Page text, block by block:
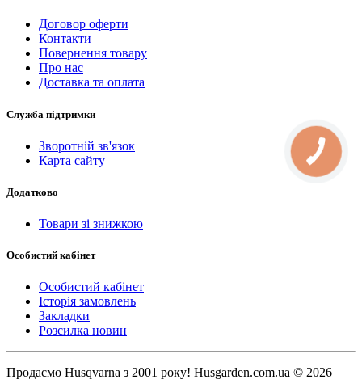
Договор оферти
Контакти
Повернення товару
Про нас
Доставка та оплата
Служба підтримки
Зворотній зв'язок
Карта сайту
Додатково
Товари зі знижкою
Особистий кабінет
Особистий кабінет
Історія замовлень
Закладки
Розсилка новин
Продаємо Нusqvarna з 2001 року! Husgarden.com.ua © 2026
КНОПКА
СВЯЗИ